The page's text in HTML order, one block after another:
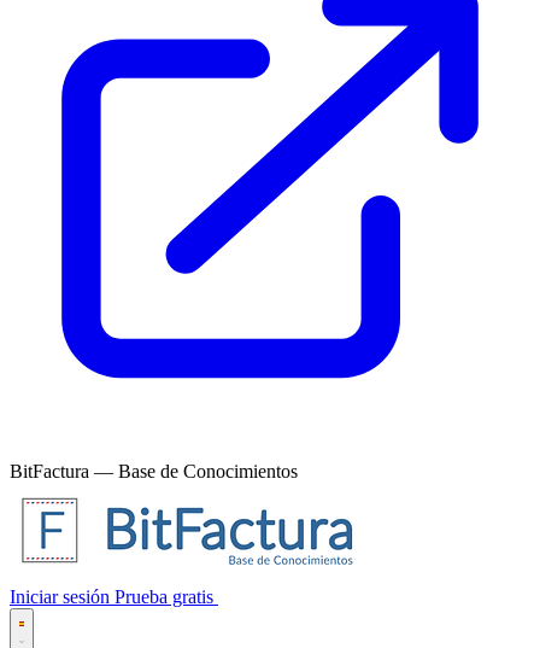
BitFactura — Base de Conocimientos
Iniciar sesión Prueba gratis